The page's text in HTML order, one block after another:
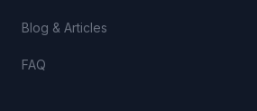
Blog & Articles
FAQ